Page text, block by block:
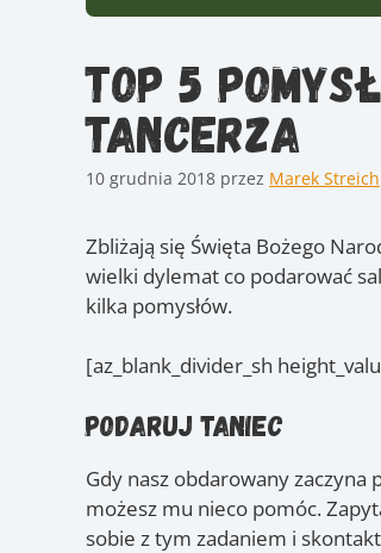
TOP 5
tancerza
10 grudnia 2018 przez Marek Streich
Zbliżają się Święta Bożego
wielki dylemat co podarować
kilka pomysłów.
[az_blank_divider_sh
Podaruj Taniec
Gdy nasz obdarowany zaczyna
możesz mu nieco pomóc.
sobie z tym zadaniem i